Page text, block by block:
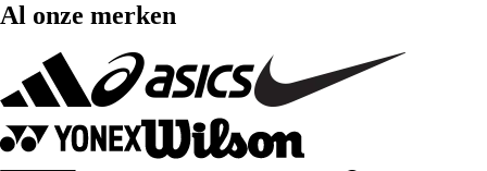
Al onze merken